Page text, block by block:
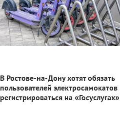
В Ростове-на-Дону хотят обязать
пользователей электросамокатов
регистрироваться на «Госуслугах»